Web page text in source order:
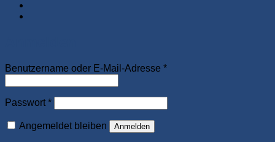
Benutzername oder E-Mail-Adresse *Erforderlich
Passwort *Erforderlich
Angemeldet bleiben Anmelden